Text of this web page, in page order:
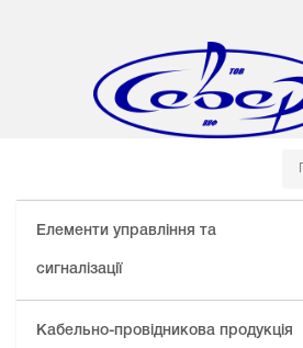
Елементи управління та
сигналізації
Кабельно-провідникова продукція